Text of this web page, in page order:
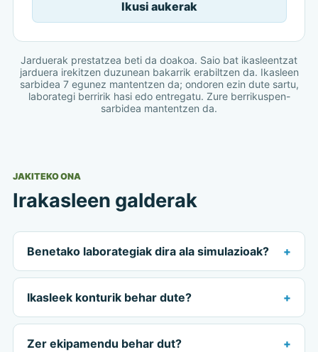
Ikusi aukerak
Jarduerak prestatzea beti da doakoa. Saio bat ikasleentzat
jarduera irekitzen duzunean bakarrik erabiltzen da. Ikasleen
sarbidea 7 egunez mantentzen da; ondoren ezin dute sartu,
laborategi berririk hasi edo entregatu. Zure berrikuspen-
sarbidea mantentzen da.
JAKITEKO ONA
Irakasleen galderak
Benetako laborategiak dira ala simulazioak?
Ikasleek konturik behar dute?
Zer ekipamendu behar dut?